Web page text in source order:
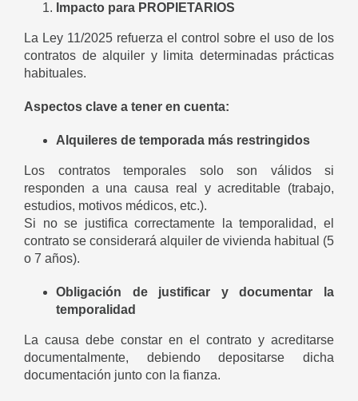
Impacto para PROPIETARIOS
La Ley 11/2025 refuerza el control sobre el uso de los
contratos de alquiler y limita determinadas prácticas
habituales.
Aspectos clave a tener en cuenta:
Alquileres de temporada más restringidos
Los contratos temporales solo son válidos si
responden a una causa real y acreditable (trabajo,
estudios, motivos médicos, etc.).
Si no se justifica correctamente la temporalidad, el
contrato se considerará alquiler de vivienda habitual (5
o 7 años).
Obligación de justificar y documentar la
temporalidad
La causa debe constar en el contrato y acreditarse
documentalmente, debiendo depositarse dicha
documentación junto con la fianza.